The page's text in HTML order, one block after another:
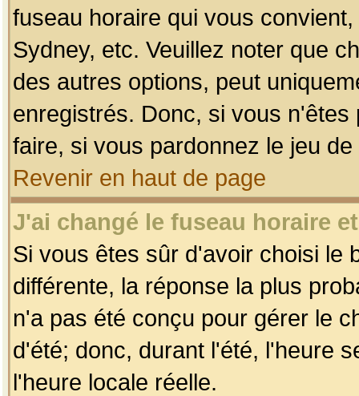
fuseau horaire qui vous
Sydney, etc. Veuillez noter que
des autres options, peut
enregistrés. Donc, si vous
faire, si vous pardonnez le jeu
Revenir en haut de page
J'ai changé le fuseau horaire
Si vous êtes sûr d'avoir choisi le
différente, la réponse la plus
n'a pas été conçu pour gérer le
d'été; donc, durant l'été, l'heure
l'heure locale réelle.